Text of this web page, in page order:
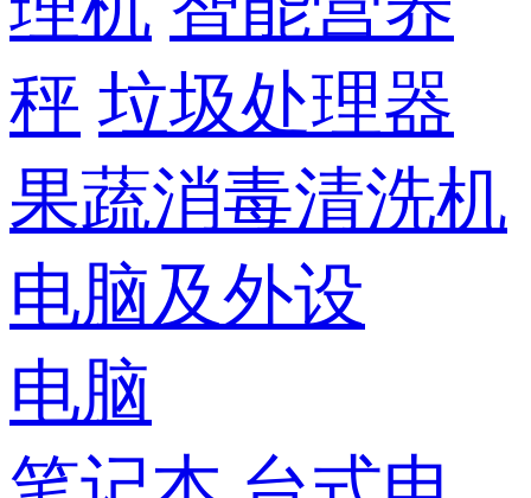
秤 垃圾处理器
果蔬消毒清洗机
电脑及外设
电脑